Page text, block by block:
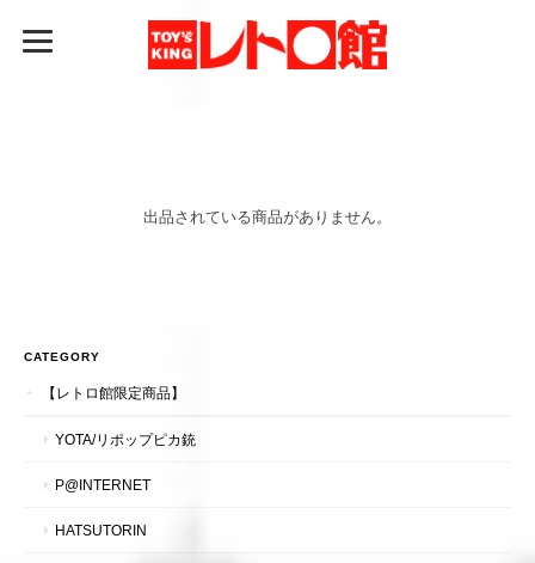
出品されている商品がありません。
CATEGORY
【レトロ館限定商品】
YOTA/リポップピカ銃
P@INTERNET
HATSUTORIN